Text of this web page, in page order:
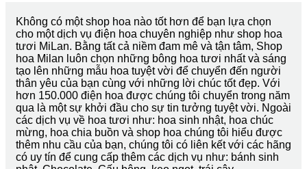
Không có một shop hoa nào tốt hơn để bạn lựa chọn
cho một dịch vụ điện hoa chuyên nghiệp như shop hoa
tươi MiLan. Bằng tất cả niềm đam mê và tận tâm, Shop
hoa Milan luôn chọn những bông hoa tươi nhất và sáng
tạo lên những mẫu hoa tuyệt vời để chuyển đến người
thân yêu của bạn cùng với những lời chúc tốt đẹp. Với
hơn 150.000 điện hoa được chúng tôi chuyển trong năm
qua là một sự khởi đầu cho sự tin tưởng tuyệt vời. Ngoài
các dịch vụ về hoa tươi như: hoa sinh nhật, hoa chúc
mừng, hoa chia buồn và shop hoa chúng tôi hiểu được
thêm nhu cầu của bạn, chúng tôi có liên kết với các hãng
có uy tín để cung cấp thêm các dịch vụ như: bánh sinh